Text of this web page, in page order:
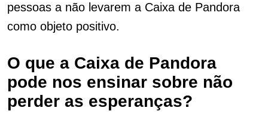
pessoas a não levarem a Caixa de Pandora
como objeto positivo.
O que a Caixa de Pandora
pode nos ensinar sobre não
perder as esperanças?